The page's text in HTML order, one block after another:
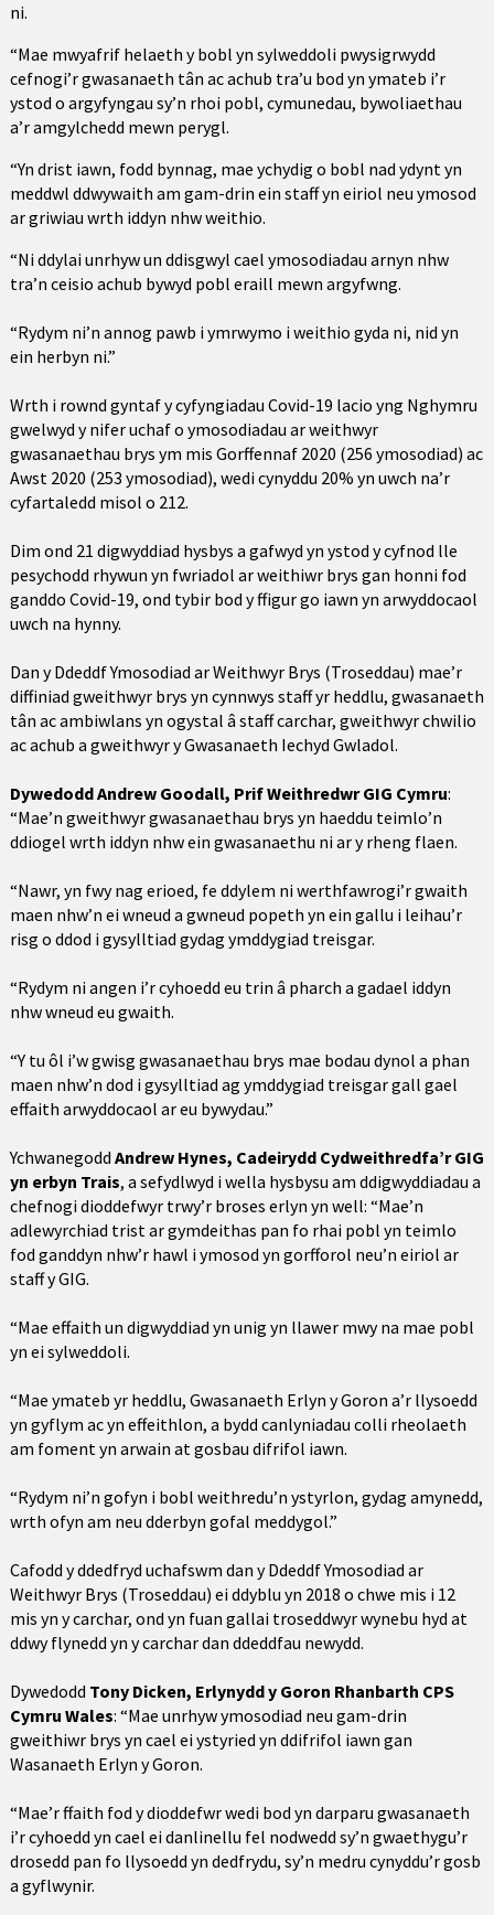
ni.
“Mae mwyafrif helaeth y bobl yn sylweddoli pwysigrwydd
cefnogi’r gwasanaeth tân ac achub tra’u bod yn ymateb i’r
ystod o argyfyngau sy’n rhoi pobl, cymunedau, bywoliaethau
a’r amgylchedd mewn perygl.
“Yn drist iawn, fodd bynnag, mae ychydig o bobl nad ydynt yn
meddwl ddwywaith am gam-drin ein staff yn eiriol neu ymosod
ar griwiau wrth iddyn nhw weithio.
“Ni ddylai unrhyw un ddisgwyl cael ymosodiadau arnyn nhw
tra’n ceisio achub bywyd pobl eraill mewn argyfwng.
“Rydym ni’n annog pawb i ymrwymo i weithio gyda ni, nid yn
ein herbyn ni.”
Wrth i rownd gyntaf y cyfyngiadau Covid-19 lacio yng Nghymru
gwelwyd y nifer uchaf o ymosodiadau ar weithwyr
gwasanaethau brys ym mis Gorffennaf 2020 (256 ymosodiad) ac
Awst 2020 (253 ymosodiad), wedi cynyddu 20% yn uwch na’r
cyfartaledd misol o 212.
Dim ond 21 digwyddiad hysbys a gafwyd yn ystod y cyfnod lle
pesychodd rhywun yn fwriadol ar weithiwr brys gan honni fod
ganddo Covid-19, ond tybir bod y ffigur go iawn yn arwyddocaol
uwch na hynny.
Dan y Ddeddf Ymosodiad ar Weithwyr Brys (Troseddau) mae’r
diffiniad gweithwyr brys yn cynnwys staff yr heddlu, gwasanaeth
tân ac ambiwlans yn ogystal â staff carchar, gweithwyr chwilio
ac achub a gweithwyr y Gwasanaeth Iechyd Gwladol.
Dywedodd Andrew Goodall, Prif Weithredwr GIG Cymru:
“Mae’n gweithwyr gwasanaethau brys yn haeddu teimlo’n
ddiogel wrth iddyn nhw ein gwasanaethu ni ar y rheng flaen.
“Nawr, yn fwy nag erioed, fe ddylem ni werthfawrogi’r gwaith
maen nhw’n ei wneud a gwneud popeth yn ein gallu i leihau’r
risg o ddod i gysylltiad gydag ymddygiad treisgar.
“Rydym ni angen i’r cyhoedd eu trin â pharch a gadael iddyn
nhw wneud eu gwaith.
“Y tu ôl i’w gwisg gwasanaethau brys mae bodau dynol a phan
maen nhw’n dod i gysylltiad ag ymddygiad treisgar gall gael
effaith arwyddocaol ar eu bywydau.”
Ychwanegodd Andrew Hynes, Cadeirydd Cydweithredfa’r GIG
yn erbyn Trais, a sefydlwyd i wella hysbysu am ddigwyddiadau a
chefnogi dioddefwyr trwy’r broses erlyn yn well: “Mae’n
adlewyrchiad trist ar gymdeithas pan fo rhai pobl yn teimlo
fod ganddyn nhw’r hawl i ymosod yn gorfforol neu’n eiriol ar
staff y GIG.
“Mae effaith un digwyddiad yn unig yn llawer mwy na mae pobl
yn ei sylweddoli.
“Mae ymateb yr heddlu, Gwasanaeth Erlyn y Goron a’r llysoedd
yn gyflym ac yn effeithlon, a bydd canlyniadau colli rheolaeth
am foment yn arwain at gosbau difrifol iawn.
“Rydym ni’n gofyn i bobl weithredu’n ystyrlon, gydag amynedd,
wrth ofyn am neu dderbyn gofal meddygol.”
Cafodd y ddedfryd uchafswm dan y Ddeddf Ymosodiad ar
Weithwyr Brys (Troseddau) ei ddyblu yn 2018 o chwe mis i 12
mis yn y carchar, ond yn fuan gallai troseddwyr wynebu hyd at
ddwy flynedd yn y carchar dan ddeddfau newydd.
Dywedodd Tony Dicken, Erlynydd y Goron Rhanbarth CPS
Cymru Wales: “Mae unrhyw ymosodiad neu gam-drin
gweithiwr brys yn cael ei ystyried yn ddifrifol iawn gan
Wasanaeth Erlyn y Goron.
“Mae’r ffaith fod y dioddefwr wedi bod yn darparu gwasanaeth
i’r cyhoedd yn cael ei danlinellu fel nodwedd sy’n gwaethygu’r
drosedd pan fo llysoedd yn dedfrydu, sy’n medru cynyddu’r gosb
a gyflwynir.